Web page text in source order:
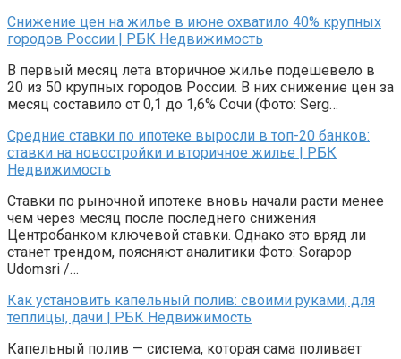
Снижение цен на жилье в июне охватило 40% крупных
городов России | РБК Недвижимость
В первый месяц лета вторичное жилье подешевело в
20 из 50 крупных городов России. В них снижение цен за
месяц составило от 0,1 до 1,6% Сочи (Фото: Serg…
Средние ставки по ипотеке выросли в топ-20 банков:
ставки на новостройки и вторичное жилье | РБК
Недвижимость
Ставки по рыночной ипотеке вновь начали расти менее
чем через месяц после последнего снижения
Центробанком ключевой ставки. Однако это вряд ли
станет трендом, поясняют аналитики Фото: Sorapop
Udomsri /…
Как установить капельный полив: своими руками, для
теплицы, дачи | РБК Недвижимость
Капельный полив — система, которая сама поливает